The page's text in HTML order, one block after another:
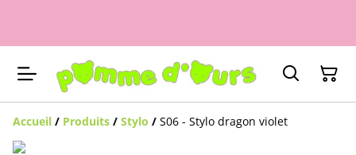
Accueil / Produits / Stylo / S06 - Stylo dragon violet